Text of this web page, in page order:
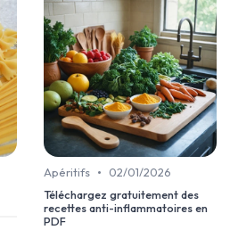
Apéritifs •
02/01/2026
Téléchargez gratuitement des
recettes anti-inflammatoires en
PDF